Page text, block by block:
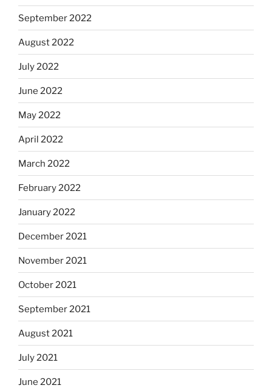
September 2022
August 2022
July 2022
June 2022
May 2022
April 2022
March 2022
February 2022
January 2022
December 2021
November 2021
October 2021
September 2021
August 2021
July 2021
June 2021